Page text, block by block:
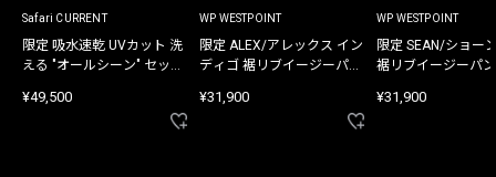
Safari CURRENT
限定 吸水速乾 UVカット 洗
える "オールシーン" セット
¥49,500
WP WESTPOINT
限定 ALEX/アレックス イン
ディゴ 裾リブイージーパン
¥31,900
WP WESTPOINT
限定 SEAN/ショー
裾リブイージーパ
¥31,900